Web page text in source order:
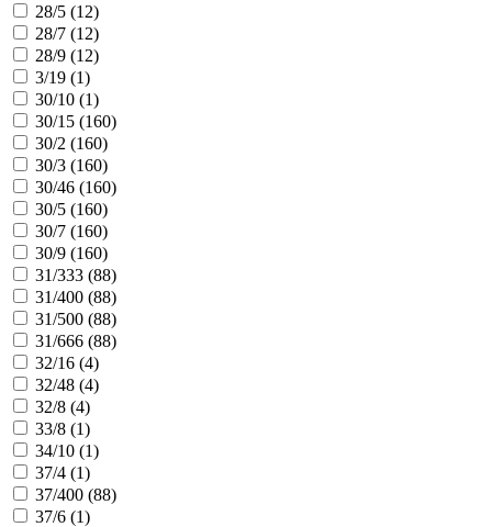
28/5 (12)
28/7 (12)
28/9 (12)
3/19 (1)
30/10 (1)
30/15 (160)
30/2 (160)
30/3 (160)
30/46 (160)
30/5 (160)
30/7 (160)
30/9 (160)
31/333 (88)
31/400 (88)
31/500 (88)
31/666 (88)
32/16 (4)
32/48 (4)
32/8 (4)
33/8 (1)
34/10 (1)
37/4 (1)
37/400 (88)
37/6 (1)